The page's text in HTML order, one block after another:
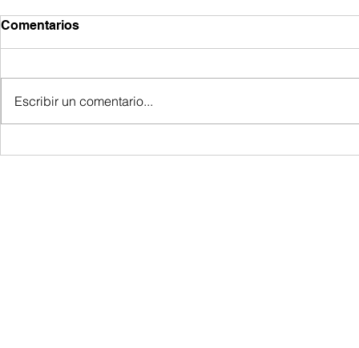
Comentarios
Escribir un comentario...